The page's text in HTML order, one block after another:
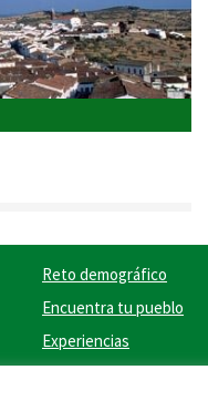
Reto demográfico
Encuentra tu pueblo
Experiencias